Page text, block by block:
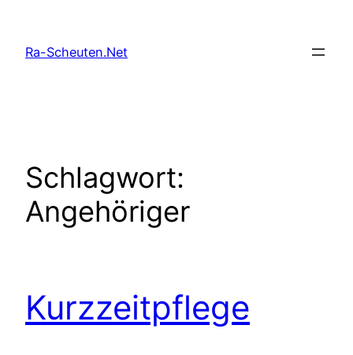
springen
Ra-Scheuten.Net
Schlagwort:
Angehöriger
Kurzzeitpflege